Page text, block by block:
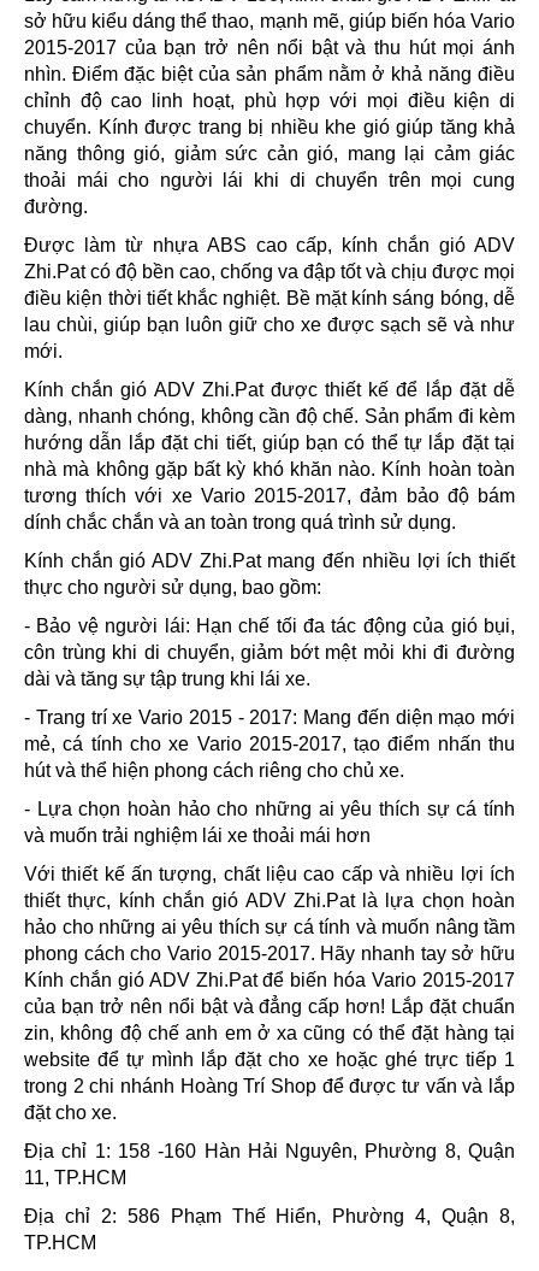
sở hữu kiểu dáng thể thao, mạnh mẽ, giúp biến hóa Vario
2015-2017 của bạn trở nên nổi bật và thu hút mọi ánh
nhìn. Điểm đặc biệt của sản phẩm nằm ở khả năng điều
chỉnh độ cao linh hoạt, phù hợp với mọi điều kiện di
chuyển. Kính được trang bị nhiều khe gió giúp tăng khả
năng thông gió, giảm sức cản gió, mang lại cảm giác
thoải mái cho người lái khi di chuyển trên mọi cung
đường.
Được làm từ nhựa ABS cao cấp, kính chắn gió ADV
Zhi.Pat có độ bền cao, chống va đập tốt và chịu được mọi
điều kiện thời tiết khắc nghiệt. Bề mặt kính sáng bóng, dễ
lau chùi, giúp bạn luôn giữ cho xe được sạch sẽ và như
mới.
Kính chắn gió ADV Zhi.Pat được thiết kế để lắp đặt dễ
dàng, nhanh chóng, không cần độ chế. Sản phẩm đi kèm
hướng dẫn lắp đặt chi tiết, giúp bạn có thể tự lắp đặt tại
nhà mà không gặp bất kỳ khó khăn nào. Kính hoàn toàn
tương thích với xe Vario 2015-2017, đảm bảo độ bám
dính chắc chắn và an toàn trong quá trình sử dụng.
Kính chắn gió ADV Zhi.Pat mang đến nhiều lợi ích thiết
thực cho người sử dụng, bao gồm:
- Bảo vệ người lái: Hạn chế tối đa tác động của gió bụi,
côn trùng khi di chuyển, giảm bớt mệt mỏi khi đi đường
dài và tăng sự tập trung khi lái xe.
- Trang trí xe Vario 2015 - 2017: Mang đến diện mạo mới
mẻ, cá tính cho xe Vario 2015-2017, tạo điểm nhấn thu
hút và thể hiện phong cách riêng cho chủ xe.
- Lựa chọn hoàn hảo cho những ai yêu thích sự cá tính
và muốn trải nghiệm lái xe thoải mái hơn
Với thiết kế ấn tượng, chất liệu cao cấp và nhiều lợi ích
thiết thực, kính chắn gió ADV Zhi.Pat là lựa chọn hoàn
hảo cho những ai yêu thích sự cá tính và muốn nâng tầm
phong cách cho Vario 2015-2017. Hãy nhanh tay sở hữu
Kính chắn gió ADV Zhi.Pat để biến hóa Vario 2015-2017
của bạn trở nên nổi bật và đẳng cấp hơn! Lắp đặt chuẩn
zin, không độ chế anh em ở xa cũng có thể đặt hàng tại
website để tự mình lắp đặt cho xe hoặc ghé trực tiếp 1
trong 2 chi nhánh Hoàng Trí Shop để được tư vấn và lắp
đặt cho xe.
Địa chỉ 1: 158 -160 Hàn Hải Nguyên, Phường 8, Quận
11, TP.HCM
Địa chỉ 2: 586 Phạm Thế Hiển, Phường 4, Quận 8,
TP.HCM